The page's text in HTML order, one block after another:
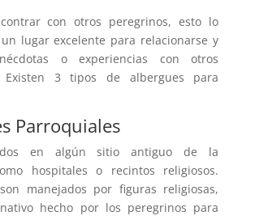
con otros peregrinos, esto lo
lugar excelente para relacionarse y
o experiencias con otros
Existen 3 tipos de albergues para
Parroquiales
en algún sitio antiguo de la
hospitales o recintos religiosos.
manejados por figuras religiosas,
hecho por los peregrinos para